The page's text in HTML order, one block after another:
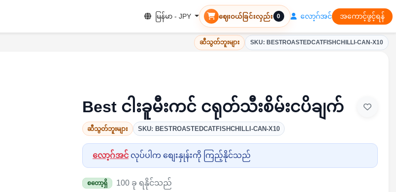
မြန်မာ - JPY ဈေးဝယ်ခြင်းလှည်း 0 လော့ဂ်အင် အကောင့်ဖွင့်ရန်
ဆီသွတ်ဘူးများ SKU: BESTROASTEDCATFISHCHILLI-CAN-X10
Best ငါးခူမီးကင် ငရုတ်သီးစိမ်းငပိချက်
ဆီသွတ်ဘူးများ SKU: BESTROASTEDCATFISHCHILLI-CAN-X10
လော့ဂ်အင်လုပ်ပါက စျေးနှုန်းကို ကြည့်နိုင်သည်
စတော့ရှိ 100 ခု ရနိုင်သည်